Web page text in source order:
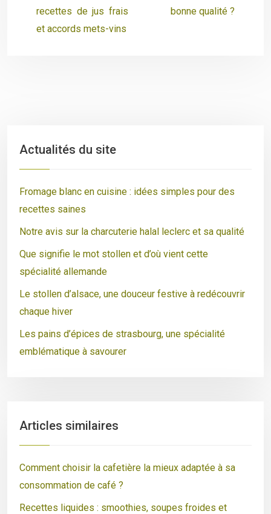
recettes de jus frais
et accords mets-vins
bonne qualité ?
Actualités du site
Fromage blanc en cuisine : idées simples pour des
recettes saines
Notre avis sur la charcuterie halal leclerc et sa qualité
Que signifie le mot stollen et d’où vient cette
spécialité allemande
Le stollen d’alsace, une douceur festive à redécouvrir
chaque hiver
Les pains d’épices de strasbourg, une spécialité
emblématique à savourer
Articles similaires
Comment choisir la cafetière la mieux adaptée à sa
consommation de café ?
Recettes liquides : smoothies, soupes froides et